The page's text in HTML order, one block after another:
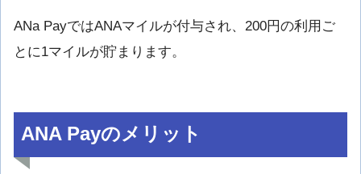
ANa PayではANAマイルが付与され、200円の利用ご
とに1マイルが貯まります。
ANA Payのメリット